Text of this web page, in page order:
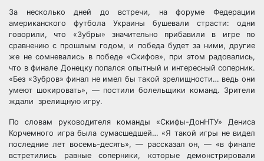
За несколько дней до встречи, на форуме Федерации
американского футбола Украины бушевали страсти: одни
говорили, что «Зубры» значительно прибавили в игре по
сравнению с прошлым годом, и победа будет за ними, другие
же не сомневались в победе «Скифов», при этом радовались,
что в финале Донецку попался опытный и интересный соперник.
«Без «Зубров» финал не имел бы такой зрелищности… ведь они
умеют шокировать», — постили болельщики команд. Зрители
ждали зрелищную игру.
По словам руководителя команды «Скифы-ДонНТУ» Дениса
Корчемного игра была сумасшедшей… «Я такой игры не видел
последние лет восемь-десять», — рассказал он, — «в финале
встретились равные соперники, которые демонстрировали